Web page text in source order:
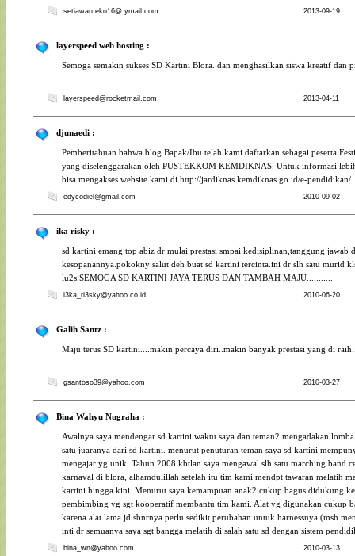
setiawan.eko16@ ymail.com 2013-09-19
layerspeed web hosting :
Semoga semakin sukses SD Kartini Blora. dan menghasilkan siswa kreatif dan
layerspeed@rocketmail.com 2013-04-11
djunaedi :
Pemberitahuan bahwa blog Bapak/Ibu telah kami daftarkan sebagai peserta
yang diselenggarakan oleh PUSTEKKOM KEMDIKNAS. Untuk informasi
bisa mengakses website kami di http://jardiknas.kemdiknas.go.id/e-pendidikan/
edycodiel@gmail.com 2010-09-02
ika risky :
sd kartini emang top abiz dr mulai prestasi smpai kedisiplinan,tanggung jawab
kesopanannya.pokokny salut deh buat sd kartini tercinta.ini dr slh satu murid
lu2s.SEMOGA SD KARTINI JAYA TERUS DAN TAMBAH MAJU...........
i3ka_ri3sky@yahoo.co.id 2010-06-20
Galih Santz :
Maju terus SD kartini....makin percaya diri..makin banyak prestasi yang di
gsantoso39@yahoo.com 2010-03-27
Bina Wahyu Nugraha :
Awalnya saya mendengar sd kartini waktu saya dan teman2 mengadakan
satu juaranya dari sd kartini. menurut penuturan teman saya sd kartini
mengajar yg unik. Tahun 2008 kbtlan saya mengawal slh satu marching band
karnaval di blora, alhamdulillah setelah itu tim kami mendpt tawaran melatih
kartini hingga kini. Menurut saya kemampuan anak2 cukup bagus didukung
pembimbing yg sgt kooperatif membantu tim kami. Alat yg digunakan cukup
karena alat lama jd sbnrnya perlu sedikit perubahan untuk harnessnya (msh
inti dr semuanya saya sgt bangga melatih di salah satu sd dengan sistem
bina_wn@yahoo.com 2010-03-13